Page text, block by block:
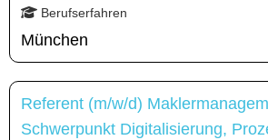
Berufserfahren
München
Referent (m/w/d)
Schwerpunkt Digitalisierung,